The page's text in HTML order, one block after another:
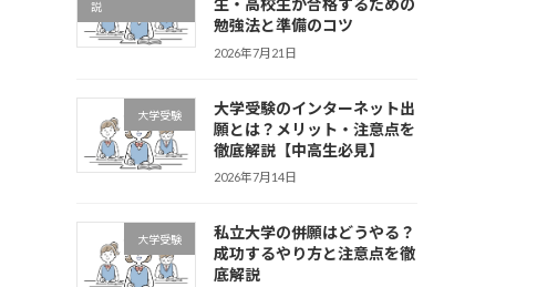
説
生・高校生が合格するための
勉強法と準備のコツ
2026年7月21日
大学受験
大学受験のインターネット出
願とは？メリット・注意点を
徹底解説【中高生必見】
2026年7月14日
大学受験
私立大学の併願はどうやる？
成功するやり方と注意点を徹
底解説